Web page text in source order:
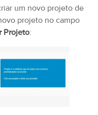
um novo projeto de
projeto no campo
Projeto: